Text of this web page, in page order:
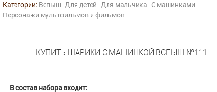
Категории: Вспыш Для детей Для мальчика
С машинками
Персонажи мультфильмов и фильмов
КУПИТЬ ШАРИКИ С МАШИНКОЙ ВСПЫШ №111
В состав набора входит: